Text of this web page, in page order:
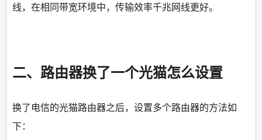
线，在相同带宽环境中，传输效率千兆网线更好。
二、路由器换了一个光猫怎么设置
换了电信的光猫路由器之后，设置多个路由器的方法如
下：